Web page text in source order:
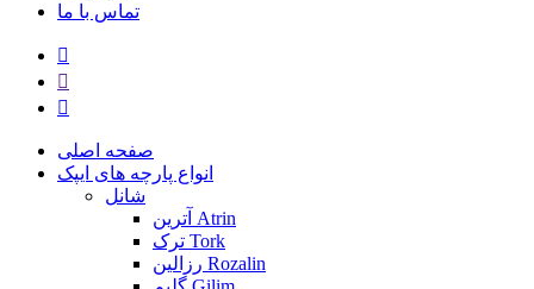
تماس با ما
صفحه اصلی
انواع پارچه های ایپک
شانل
آترین Atrin
ترک Tork
رزالین Rozalin